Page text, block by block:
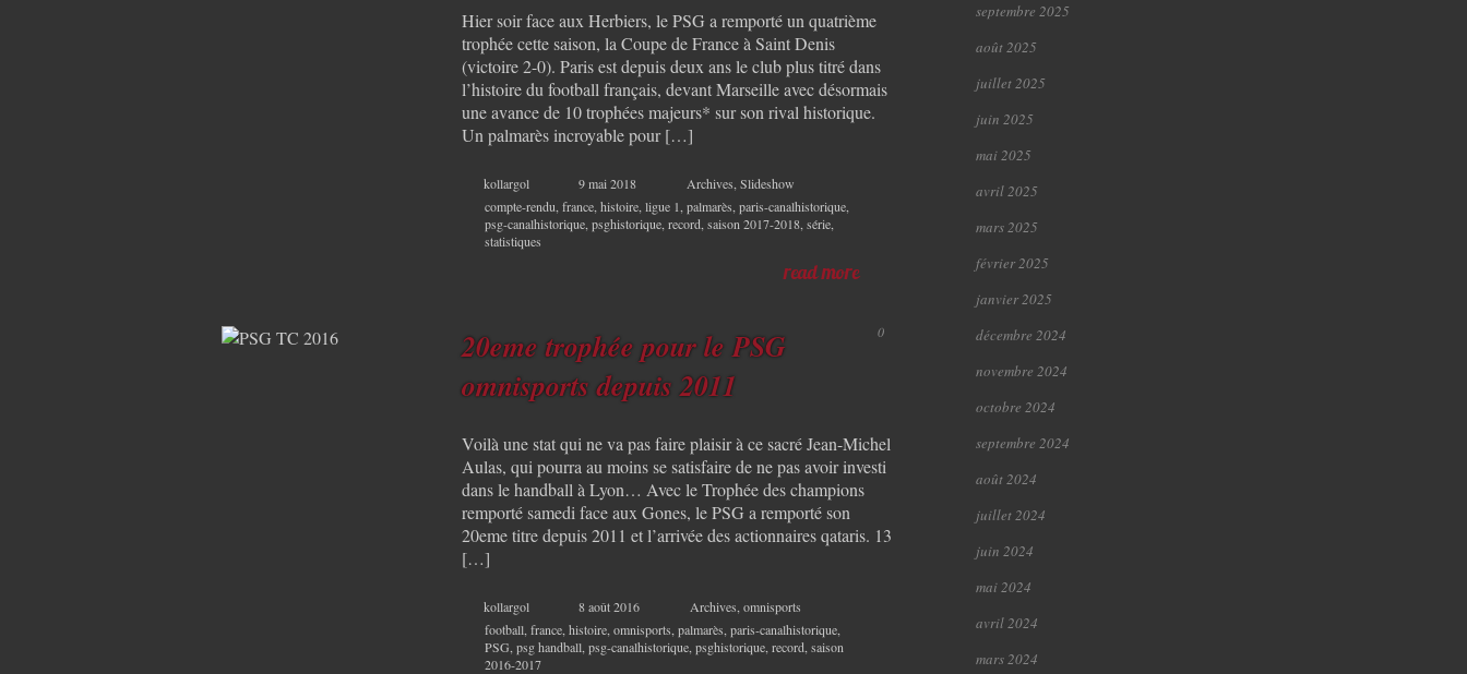
Hier soir face aux Herbiers, le PSG a remporté un quatrième
trophée cette saison, la Coupe de France à Saint Denis
(victoire 2-0). Paris est depuis deux ans le club plus titré dans
l’histoire du football français, devant Marseille avec désormais
une avance de 10 trophées majeurs* sur son rival historique.
Un palmarès incroyable pour […]
kollargol 9 mai 2018 Archives,Slideshow
compte-rendu,france,histoire,ligue 1,palmarès,paris-canalhistorique,
psg-canalhistorique,psghistorique,record,saison 2017-2018,série,
statistiques
read more
0
20eme trophée pour le PSG
omnisports depuis 2011
Voilà une stat qui ne va pas faire plaisir à ce sacré Jean-Michel
Aulas, qui pourra au moins se satisfaire de ne pas avoir investi
dans le handball à Lyon… Avec le Trophée des champions
remporté samedi face aux Gones, le PSG a remporté son
20eme titre depuis 2011 et l’arrivée des actionnaires qataris. 13
[…]
kollargol 8 août 2016 Archives omnisports
football france histoire omnisports palmarès paris-canalhistorique
PSG psg handball psg-canalhistorique psghistorique record saison
2016-2017
septembre 2025
août 2025
juillet 2025
juin 2025
mai 2025
avril 2025
mars 2025
février 2025
janvier 2025
décembre 2024
novembre 2024
octobre 2024
septembre 2024
août 2024
juillet 2024
juin 2024
mai 2024
avril 2024
mars 2024